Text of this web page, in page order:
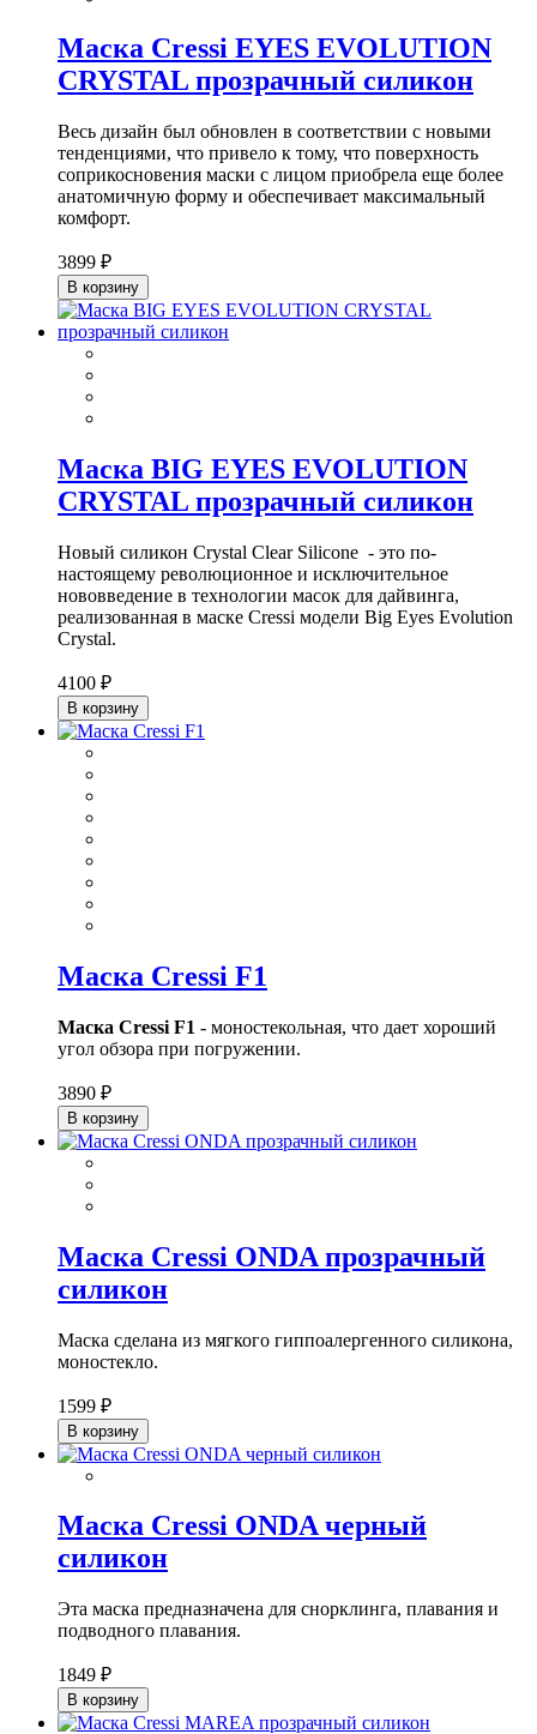
Маска Cressi EYES EVOLUTION
CRYSTAL прозрачный силикон
Весь дизайн был обновлен в соответствии с новыми
тенденциями, что привело к тому, что поверхность
соприкосновения маски с лицом приобрела еще более
анатомичную форму и обеспечивает максимальный
комфорт.
3899 ₽
В корзину
Маска BIG EYES EVOLUTION
CRYSTAL прозрачный силикон
Новый силикон Crystal Clear Silicone - это по-
настоящему революционное и исключительное
нововведение в технологии масок для дайвинга,
реализованная в маске Cressi модели Big Eyes Evolution
Crystal.
4100 ₽
В корзину
Маска Cressi F1
Маска Cressi F1 - моностекольная, что дает хороший
угол обзора при погружении.
3890 ₽
В корзину
Маска Cressi ONDA прозрачный
силикон
Маска сделана из мягкого гиппоалергенного силикона,
моностекло.
1599 ₽
В корзину
Маска Cressi ONDA черный
силикон
Эта маска предназначена для снорклинга, плавания и
подводного плавания.
1849 ₽
В корзину